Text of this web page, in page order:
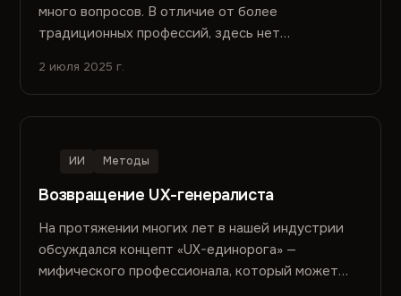
много вопросов. В отличие от более
традиционных профессий, здесь нет
2 июля 2025 г.
ИИ Методы
Возвращение UX-генералиста
На протяжении многих лет в нашей индустрии
обсуждался концепт «UX-единорога» —
мифического профессионала, который может